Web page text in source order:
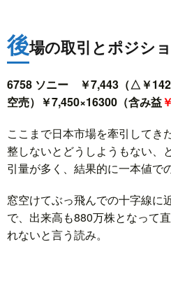
後場の取引とポジシ
6758 ソニー ￥7,443（△￥142
空売）￥7,450×16300（含み益
ここまで日本市場を牽引してき
整しないとどうしようもない、
引量が多く、結果的に一本値で
窓空けてぶっ飛んでの十字線に
で、出来高も880万株となって
れないと言う読み。